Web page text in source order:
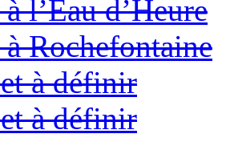
l’Eau d’Heure
Rochefontaine
à définir
à définir